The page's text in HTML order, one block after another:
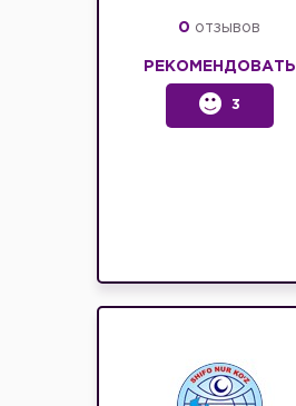
0 отзывов
РЕКОМЕНДОВАТЬ
3